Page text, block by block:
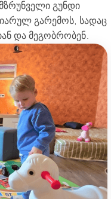
გუნდი
გარემოს, სადაც
და მეგობრობენ.